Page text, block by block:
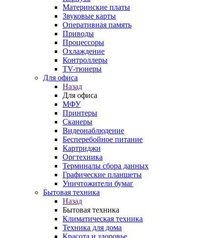
Материнские платы
Звуковые карты
Оперативная память
Приводы
Процессоры
Охлаждение
Контроллеры
TV-тюнеры
Для офиса
Назад
Для офиса
МФУ
Принтеры
Сканеры
Видеонаблюдение
Бесперебойное питание
Картриджи
Оргтехника
Терминалы сбора данных
Графические планшеты
Уничтожители бумаг
Бытовая техника
Назад
Бытовая техника
Климатическая техника
Техника для дома
Красота и здоровье